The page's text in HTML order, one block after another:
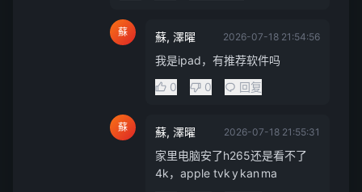
蘇 蘇, 澤曜 2026-07-18 21:54:56
我是ipad，有推荐软件吗
0
0 回复
蘇 蘇, 澤曜 2026-07-18 21:55:31
家里电脑安了h265还是看不了
4k，apple tvk y kan ma